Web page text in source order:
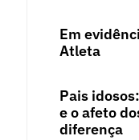
Em
Atleta
Pais
e o afeto
diferença